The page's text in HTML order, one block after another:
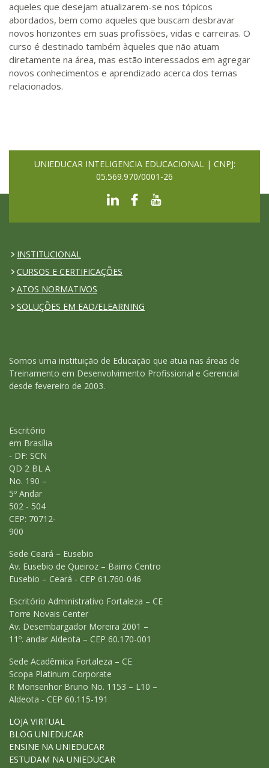
aqueles que desejam atualizarem-se nos tópicos
abordados, bem como aqueles que buscam desbravar
novos horizontes em suas profissões, vidas e carreiras. O
curso é destinado também àqueles que não atuam
diretamente na área, mas estão interessados em agregar
novos conhecimentos e aprendizado acerca dos temas
relacionados.
UNIEDUCAR INTELIGENCIA EDUCACIONAL | CNPJ:
05.569.970/0001-26
INSTITUCIONAL
CURSOS E CERTIFICAÇÕES
ATOS NORMATIVOS
SOLUÇÕES EM EAD/ELEARNING
Somos uma instituição de Educação que atua nas áreas de
Treinamento em Desenvolvimento Profissional e Gerencial
desde fevereiro de 2003.
Escritório
em Brasília
- DF: SCN
QD 2 BL A
No. 190 –
5º Andar
502 - 504
CEP: 70712-
900
Sede Ceará – Eusebio
Av. Eusebio de Queiroz – Bairro Centro
Eusebio – Ceará - CEP 61.760-046
Escritório Administrativo Fortaleza – CE
Torre Novais Center
Av. Desembargador Moreira 2001 –
11º. andar Aldeota – CEP 60.170-001
Sede Acadêmica Fortaleza – CE
Scopa Platinum Corporate
R Monsenhor Bruno No. 1153 – L10 –
Aldeota - CEP 60.115-191
LOJA VIRTUAL
BLOG UNIEDUCAR
ENSINE NA UNIEDUCAR
ESTUDAM NA UNIEDUCAR